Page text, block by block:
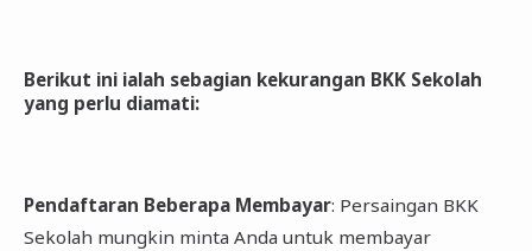
Berikut ini ialah sebagian kekurangan BKK Sekolah
yang perlu diamati:
Pendaftaran Beberapa Membayar: Persaingan BKK
Sekolah mungkin minta Anda untuk membayar